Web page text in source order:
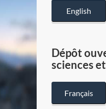
English
Dépôt
sciences
Français